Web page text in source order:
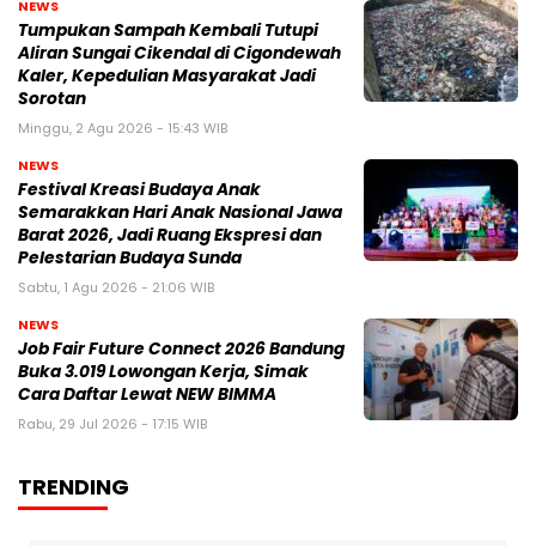
NEWS
Tumpukan Sampah Kembali Tutupi
Aliran Sungai Cikendal di Cigondewah
Kaler, Kepedulian Masyarakat Jadi
Sorotan
Minggu, 2 Agu 2026 - 15:43 WIB
NEWS
Festival Kreasi Budaya Anak
Semarakkan Hari Anak Nasional Jawa
Barat 2026, Jadi Ruang Ekspresi dan
Pelestarian Budaya Sunda
Sabtu, 1 Agu 2026 - 21:06 WIB
NEWS
Job Fair Future Connect 2026 Bandung
Buka 3.019 Lowongan Kerja, Simak
Cara Daftar Lewat NEW BIMMA
Rabu, 29 Jul 2026 - 17:15 WIB
TRENDING